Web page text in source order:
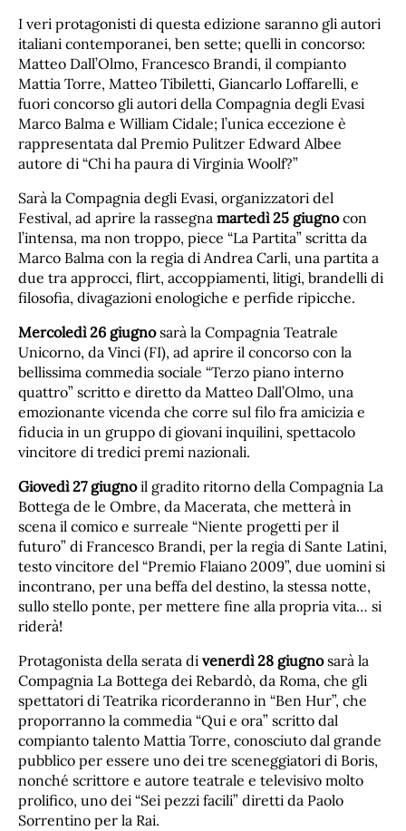
I veri protagonisti di questa edizione saranno gli autori
italiani contemporanei, ben sette; quelli in concorso:
Matteo Dall’Olmo, Francesco Brandi, il compianto
Mattia Torre, Matteo Tibiletti, Giancarlo Loffarelli, e
fuori concorso gli autori della Compagnia degli Evasi
Marco Balma e William Cidale; l’unica eccezione è
rappresentata dal Premio Pulitzer Edward Albee
autore di “Chi ha paura di Virginia Woolf?”
Sarà la Compagnia degli Evasi, organizzatori del
Festival, ad aprire la rassegna martedì 25 giugnocon
l’intensa, ma non troppo, piece “La Partita” scritta da
Marco Balma con la regia di Andrea Carli, una partita a
due tra approcci, flirt, accoppiamenti, litigi, brandelli di
filosofia, divagazioni enologiche e perfide ripicche.
Mercoledì 26 giugnosarà la Compagnia Teatrale
Unicorno, da Vinci (FI), ad aprire il concorso con la
bellissima commedia sociale “Terzo piano interno
quattro” scritto e diretto da Matteo Dall’Olmo, una
emozionante vicenda che corre sul filo fra amicizia e
fiducia in un gruppo di giovani inquilini, spettacolo
vincitore di tredici premi nazionali.
Giovedì 27 giugnoil gradito ritorno della Compagnia La
Bottega de le Ombre, da Macerata, che metterà in
scena il comico e surreale “Niente progetti per il
futuro” di Francesco Brandi, per la regia di Sante Latini,
testo vincitore del “Premio Flaiano 2009”, due uomini si
incontrano, per una beffa del destino, la stessa notte,
sullo stello ponte, per mettere fine alla propria vita… si
riderà!
Protagonista della serata di venerdì 28 giugnosarà la
Compagnia La Bottega dei Rebardò, da Roma, che gli
spettatori di Teatrika ricorderanno in “Ben Hur”, che
proporranno la commedia “Qui e ora” scritto dal
compianto talento Mattia Torre, conosciuto dal grande
pubblico per essere uno dei tre sceneggiatori di Boris,
nonché scrittore e autore teatrale e televisivo molto
prolifico, uno dei “Sei pezzi facili” diretti da Paolo
Sorrentino per la Rai.